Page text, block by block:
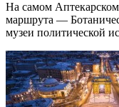
На самом Аптекарском
маршрута —
музеи политической